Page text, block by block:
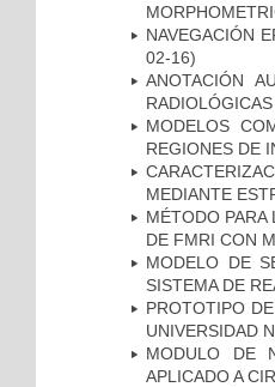
NAVEGACIÓN
02-16)
ANOTACIÓN
MODELOS
REGIONES DE
MEDIANTE
MÉTODO PARA
DE FMRI CON
MODELO DE
SISTEMA DE
PROTOTIPO
UNIVERSIDAD
MODULO DE
APLICADO A